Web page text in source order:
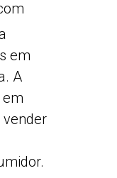
em
A
vender